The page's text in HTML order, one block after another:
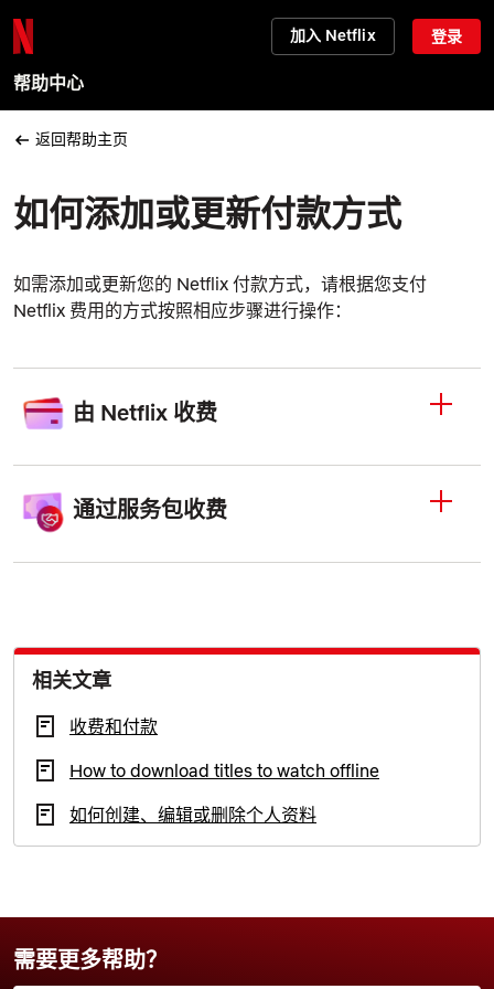
加入 Netflix 登录
帮助中心
返回帮助主页
如何添加或更新付款方式
如需添加或更新您的 Netflix 付款方式，请根据您支付
Netflix 费用的方式按照相应步骤进行操作：
由 Netflix 收费
通过服务包收费
相关文章
收费和付款
How to download titles to watch offline
如何创建、编辑或删除个人资料
需要更多帮助？